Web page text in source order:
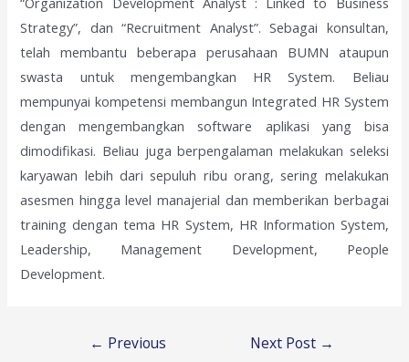
Strategy”, dan “Recruitment Analyst”. Sebagai konsultan,
telah membantu beberapa perusahaan BUMN ataupun
swasta untuk mengembangkan HR System. Beliau
mempunyai kompetensi membangun Integrated HR System
dengan mengembangkan software aplikasi yang bisa
dimodifikasi. Beliau juga berpengalaman melakukan seleksi
karyawan lebih dari sepuluh ribu orang, sering melakukan
asesmen hingga level manajerial dan memberikan berbagai
training dengan tema HR System, HR Information System,
Leadership, Management Development, People
Development.
← Previous
Next Post →